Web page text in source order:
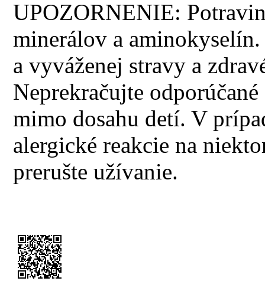
UPOZORNENIE:
minerálov a
a vyváženej stravy a
Neprekračujte
mimo dosahu detí. V
alergické reakcie na
prerušte užívanie.